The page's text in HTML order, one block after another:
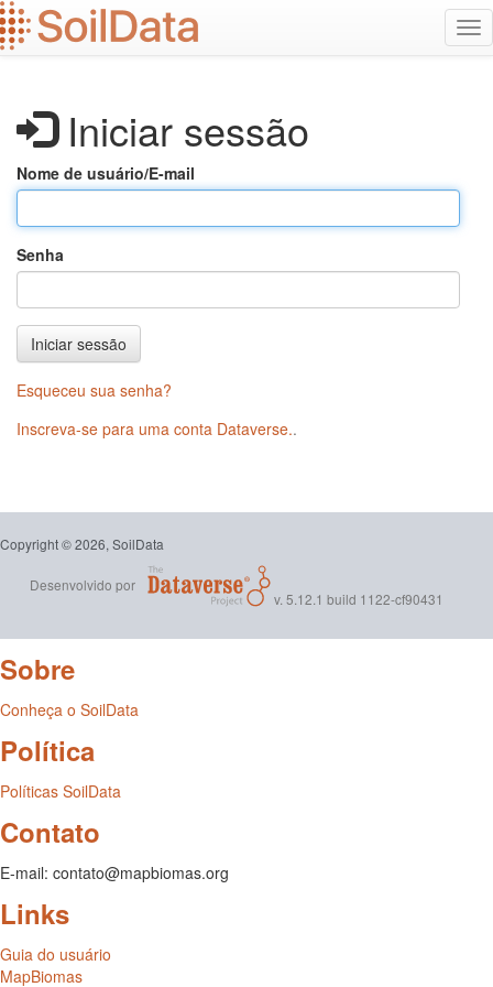
Ir
para
o
Iniciar sessão
Nome de usuário/E-mail
Senha
Iniciar sessão
Esqueceu sua senha?
Inscreva-se para uma conta Dataverse..
Copyright © 2026, SoilData
Desenvolvido por
v. 5.12.1 build 1122-cf90431
Sobre
Conheça o SoilData
Política
Políticas SoilData
Contato
E-mail: contato@mapbiomas.org
Links
Guia do usuário
MapBiomas